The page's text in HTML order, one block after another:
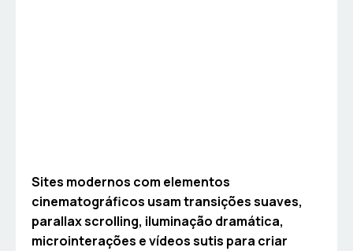
Sites modernos com elementos
cinematográficos usam transições suaves,
parallax scrolling, iluminação dramática,
microinterações e vídeos sutis para criar